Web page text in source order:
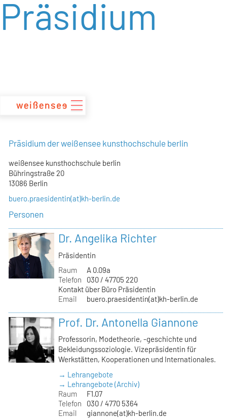
zum
Inhalt
Präsidium
Präsidium der weißensee kunsthochschule berlin
weißensee kunsthochschule berlin
Bühringstraße 20
13086 Berlin
buero.praesidentin(at)kh-berlin.de
Personen
Dr. Angelika Richter
Präsidentin
Raum
A 0.09a
Telefon
030 / 47705 220
Kontakt über Büro Präsidentin
Email
buero.praesidentin(at)kh-berlin.de
Prof. Dr. Antonella Giannone
Professorin, Modetheorie, -geschichte und
Bekleidungssoziologie. Vizepräsidentin für
Werkstätten, Kooperationen und Internationales.
→ Lehrangebote
→ Lehrangebote (Archiv)
Raum
F1.07
Telefon
030 / 4770 5364
Email
giannone(at)kh-berlin.de